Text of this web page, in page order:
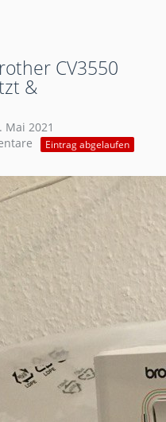
CV3550
&
Mai 2021
Eintrag abgelaufen